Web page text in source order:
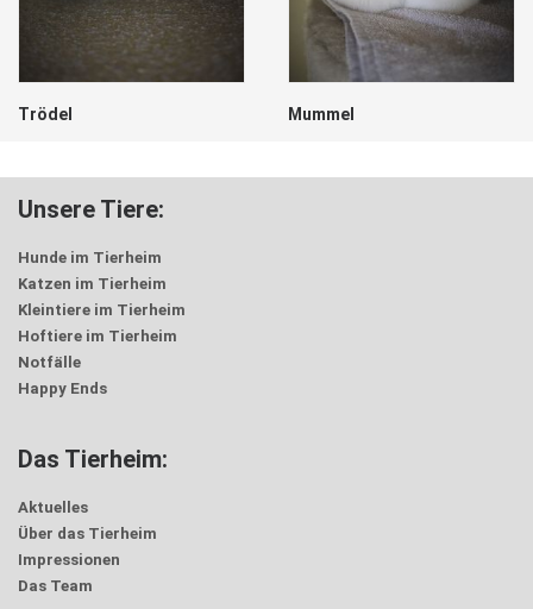
Mummel Hänsel
Unsere Tiere:
Hunde im Tierheim
Katzen im Tierheim
Kleintiere im Tierheim
Hoftiere im Tierheim
Notfälle
Happy Ends
Das Tierheim:
Aktuelles
Über das Tierheim
Impressionen
Das Team